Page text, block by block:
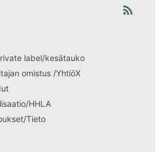
rss_feed
label/kesätauko
omistus /YhtiöX
HHLA
Tieto